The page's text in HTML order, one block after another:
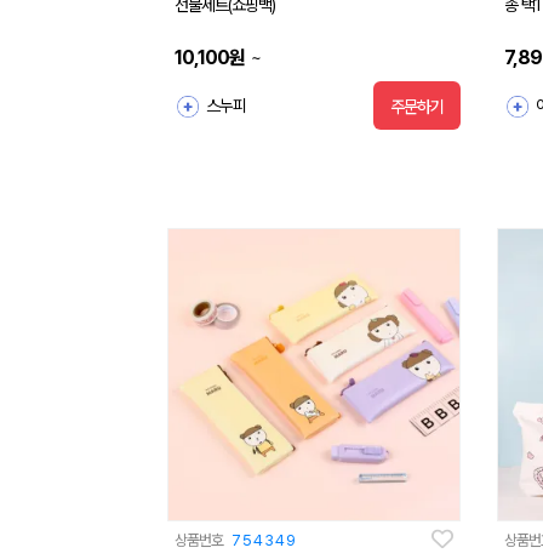
선물세트(쇼핑백)
10,100원 ~
스누피 주문하기
종 택1
상품번호 754349 상품